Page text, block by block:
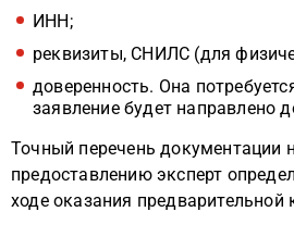
ИНН;
реквизиты, СНИЛС (для
доверенность. Она
заявление будет направлено
Точный перечень документации
предоставлению эксперт
ходе оказания предварительной